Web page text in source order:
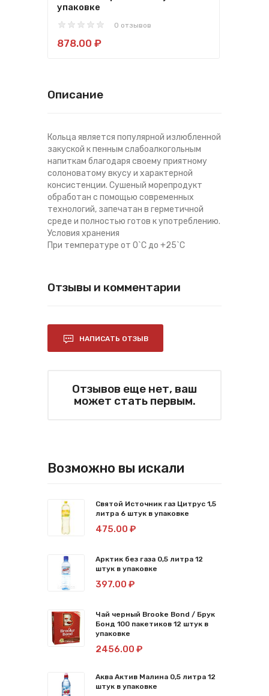
упаковке
0 отзывов
878.00 ₽
Описание
Кольца является популярной излюбленной
закуской к пенным слабоалкогольным
напиткам благодаря своему приятному
солоноватому вкусу и характерной
консистенции. Сушеный морепродукт
обработан с помощью современных
технологий, запечатан в герметичной
среде и полностью готов к употреблению.
Условия хранения
При температуре от 0`С до +25`С
Отзывы и комментарии
НАПИСАТЬ ОТЗЫВ
Отзывов еще нет, ваш
может стать первым.
Возможно вы искали
Святой Источник газ Цитрус 1,5
литра 6 штук в упаковке
475.00 ₽
Арктик без газа 0,5 литра 12
штук в упаковке
397.00 ₽
Чай черный Brooke Bond / Брук
Бонд 100 пакетиков 12 штук в
упаковке
2456.00 ₽
Аква Актив Малина 0,5 литра 12
штук в упаковке